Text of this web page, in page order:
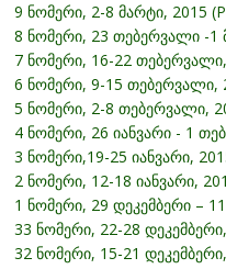
9 ნომერი, 2-8 მარტი, 2015
8 ნომერი, 23 თებერვალი -1
7 ნომერი, 16-22
6 ნომერი, 9-15 თებერვალი,
5 ნომერი, 2-8 თებერვალი,
4 ნომერი, 26 იანვარი - 1
3 ნომერი,19-25 იანვარი,
2 ნომერი, 12-18 იანვარი,
1 ნომერი, 29 დეკემბერი –
33 ნომერი, 22-28
32 ნომერი, 15-21